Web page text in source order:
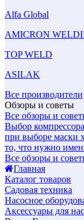
Alfa Global
AMICRON
TOP WELD
ASILAK
Все производители
Обзоры и советы
Все обзоры и
Выбор компрессора
при выборе маски
то, что нужно
Все обзоры и
Главная
Каталог товаров
Садовая техника
Насосное
Аксессуары для